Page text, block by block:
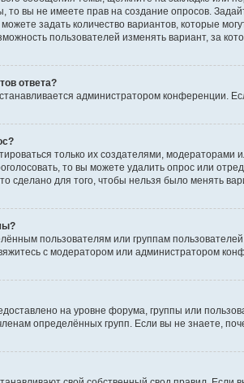
то вы не имеете прав на создание опросов.
задать количество вариантов, которые
пользователей изменять вариант, за
ответа?
администратором конференции.
только их создателями,
то вы можете удалить опрос или
сделано для того, чтобы нельзя было менять
пользователям или группам
с модератором или администратором
на уровне форума, группы или
определённых групп. Если вы не знаете,